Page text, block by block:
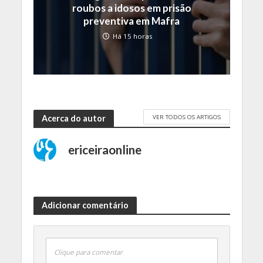
roubos a idosos em prisão
preventiva em Mafra
Há 15 horas
Acerca do autor VER TODOS OS ARTIGOS
ericeiraonline
Adicionar comentário
Clique para comentar